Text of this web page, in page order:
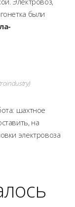
были
шахтное
на
электровоза